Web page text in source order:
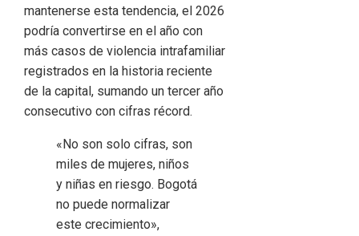
mantenerse esta tendencia, el 2026
podría convertirse en el año con
más casos de violencia intrafamiliar
registrados en la historia reciente
de la capital, sumando un tercer año
consecutivo con cifras récord.
«No son solo cifras, son
miles de mujeres, niños
y niñas en riesgo. Bogotá
no puede normalizar
este crecimiento»,